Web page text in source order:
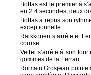
Bottas est le premier à
en 2.4 secondes, deux
Bottas a repris son
exceptionnelle.
Räikkönen s’arrête et
course.
Vettel s’arrête à son
gommes de la Ferrari.
Romain Grosjean